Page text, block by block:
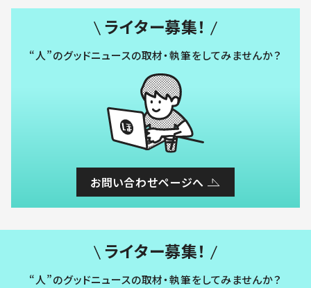
ライター募集！
“人”のグッドニュースの取材・執筆をしてみませんか？
お問い合わせページへ
ライター募集！
“人”のグッドニュースの取材・執筆をしてみませんか？